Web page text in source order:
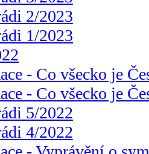
2/2023
1/2023
- Co všecko je
- Co všecko je
5/2022
4/2022